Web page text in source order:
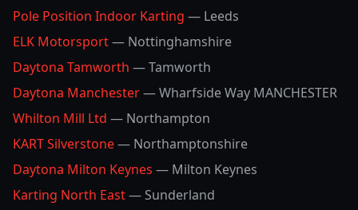
Pole Position Indoor Karting — Leeds
ELK Motorsport— Nottinghamshire
Daytona Tamworth —Tamworth
Daytona Manchester—Wharfside Way MANCHESTER
Whilton Mill Ltd — Northampton
KART Silverstone— Northamptonshire
Daytona Milton Keynes — Milton Keynes
Karting North East— Sunderland